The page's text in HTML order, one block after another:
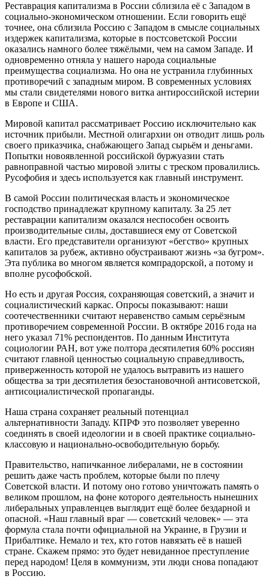
Реставрация капитализма в России сблизила её с Западом в
социально-экономическом отношении. Если говорить ещё
точнее, она сблизила Россию с Западом в смысле социальных
издержек капитализма, которые в постсоветской России
оказались намного более тяжёлыми, чем на самом Западе. И
одновременно отняла у нашего народа социальные
преимущества социализма. Но она не устранила глубинных
противоречий с западным миром. В современных условиях
мы стали свидетелями нового витка антироссийской истерии
в Европе и США.
Мировой капитал рассматривает Россию исключительно как
источник прибыли. Местной олигархии он отводит лишь роль
своего приказчика, снабжающего Запад сырьём и деньгами.
Попытки новоявленной российской буржуазии стать
равноправной частью мировой элиты с треском провалились.
Русофобия и здесь используется как главный инструмент.
В самой России политическая власть и экономическое
господство принадлежат крупному капиталу. За 25 лет
реставрации капитализм оказался неспособен освоить
производительные силы, доставшиеся ему от Советской
власти. Его представители организуют «бегство» крупных
капиталов за рубеж, активно обустраивают жизнь «за бугром».
Эта публика во многом является компрадорской, а потому и
вполне русофобской.
Но есть и другая Россия, сохраняющая советский, а значит и
социалистический каркас. Опросы показывают: наши
соотечественники считают неравенство самым серьёзным
противоречием современной России. В октябре 2016 года на
него указал 71% респондентов. По данным Института
социологии РАН, вот уже полтора десятилетия 60% россиян
считают главной ценностью социальную справедливость,
приверженность которой не удалось вытравить из нашего
общества за три десятилетия безостановочной антисоветской,
антисоциалистической пропаганды.
Наша страна сохраняет реальный потенциал
альтернативности Западу. КПРФ это позволяет уверенно
соединять в своей идеологии и в своей практике социально-
классовую и национально-освободительную борьбу.
Правительство, напичканное либералами, не в состоянии
решить даже часть проблем, которые были по плечу
Советской власти. И потому оно готово уничтожать память о
великом прошлом, на фоне которого деятельность нынешних
либеральных управленцев выглядит ещё более бездарной и
опасной. «Наш главный враг — советский человек» — эта
формула стала почти официальной на Украине, в Грузии и
Прибалтике. Немало и тех, кто готов навязать её в нашей
стране. Скажем прямо: это будет невиданное преступление
перед народом! Целя в коммунизм, эти люди снова попадают
в Россию.